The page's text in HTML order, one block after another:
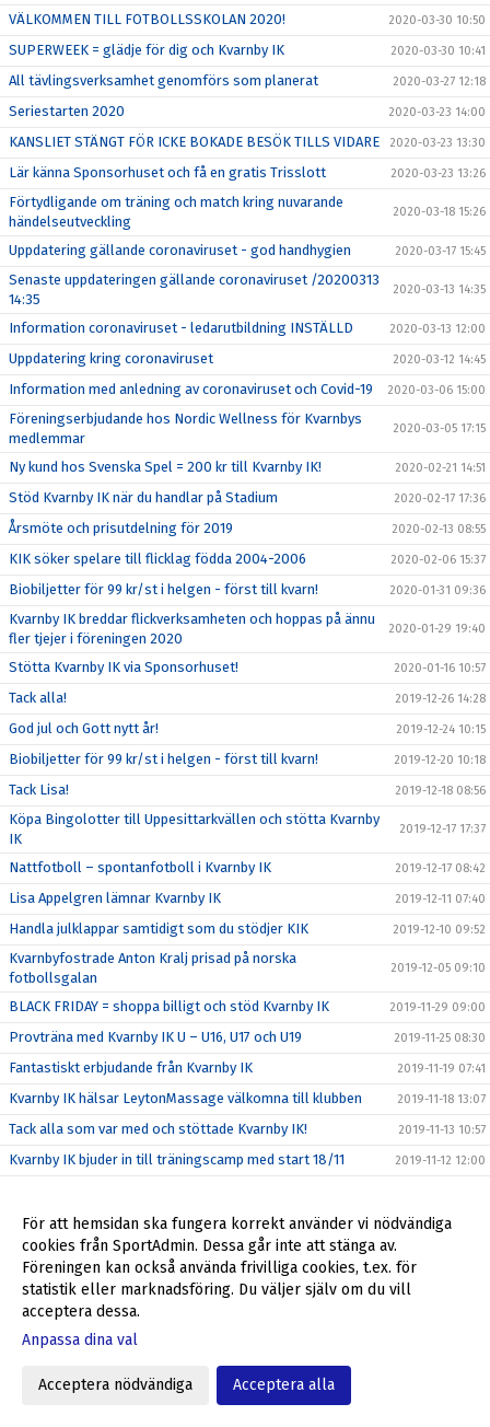
VÄLKOMMEN TILL FOTBOLLSSKOLAN 2020! 2020-03-30 10:50
SUPERWEEK = glädje för dig och Kvarnby IK 2020-03-30 10:41
All tävlingsverksamhet genomförs som planerat 2020-03-27 12:18
Seriestarten 2020 2020-03-23 14:00
KANSLIET STÄNGT FÖR ICKE BOKADE BESÖK TILLS VIDARE 2020-03-23 13:30
Lär känna Sponsorhuset och få en gratis Trisslott 2020-03-23 13:26
Förtydligande om träning och match kring nuvarande
händelseutveckling
2020-03-18 15:26
Uppdatering gällande coronaviruset - god handhygien 2020-03-17 15:45
Senaste uppdateringen gällande coronaviruset /20200313
14:35
2020-03-13 14:35
Information coronaviruset - ledarutbildning INSTÄLLD 2020-03-13 12:00
Uppdatering kring coronaviruset 2020-03-12 14:45
Information med anledning av coronaviruset och Covid-19 2020-03-06 15:00
Föreningserbjudande hos Nordic Wellness för Kvarnbys
medlemmar
2020-03-05 17:15
Ny kund hos Svenska Spel = 200 kr till Kvarnby IK! 2020-02-21 14:51
Stöd Kvarnby IK när du handlar på Stadium 2020-02-17 17:36
Årsmöte och prisutdelning för 2019 2020-02-13 08:55
KIK söker spelare till flicklag födda 2004-2006 2020-02-06 15:37
Biobiljetter för 99 kr/st i helgen - först till kvarn! 2020-01-31 09:36
Kvarnby IK breddar flickverksamheten och hoppas på ännu
fler tjejer i föreningen 2020
2020-01-29 19:40
Stötta Kvarnby IK via Sponsorhuset! 2020-01-16 10:57
Tack alla! 2019-12-26 14:28
God jul och Gott nytt år! 2019-12-24 10:15
Biobiljetter för 99 kr/st i helgen - först till kvarn! 2019-12-20 10:18
Tack Lisa! 2019-12-18 08:56
Köpa Bingolotter till Uppesittarkvällen och stötta Kvarnby
IK
2019-12-17 17:37
Nattfotboll – spontanfotboll i Kvarnby IK 2019-12-17 08:42
Lisa Appelgren lämnar Kvarnby IK 2019-12-11 07:40
Handla julklappar samtidigt som du stödjer KIK 2019-12-10 09:52
Kvarnbyfostrade Anton Kralj prisad på norska
fotbollsgalan
2019-12-05 09:10
BLACK FRIDAY = shoppa billigt och stöd Kvarnby IK 2019-11-29 09:00
Provträna med Kvarnby IK U – U16, U17 och U19 2019-11-25 08:30
Fantastiskt erbjudande från Kvarnby IK 2019-11-19 07:41
Kvarnby IK hälsar LeytonMassage välkomna till klubben 2019-11-18 13:07
Tack alla som var med och stöttade Kvarnby IK! 2019-11-13 10:57
Kvarnby IK bjuder in till träningscamp med start 18/11 2019-11-12 12:00
Höst/vinter = Stora intäkter från Sponsorhuset 2019-10-29 11:24
Richard, Max och Niklas förlänger - leder återtåget 2019-10-25 16:00
Stadium Memberdays - 25% rabatt! 2019-10-25 09:15
P04 klara för P16 Nationella 2020
P04 kvalar till P16 Nationella 2020
Föreningsdagar på Stadium Svågertorp börjar nu
Ulf Jansson om återkomsten till Kvarnby IK
För att hemsidan ska fungera korrekt använder vi nödvändiga
cookies från SportAdmin. Dessa går inte att stänga av.
Föreningen kan också använda frivilliga cookies, t.ex. för
statistik eller marknadsföring. Du väljer själv om du vill
acceptera dessa.
Anpassa dina val
Acceptera nödvändiga Acceptera alla